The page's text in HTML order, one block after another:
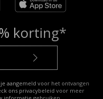
korting*
aangemeld voor het ontvangen
ons privacybeleid voor meer